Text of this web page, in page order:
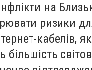
на
ризики
кабелів,
більшість